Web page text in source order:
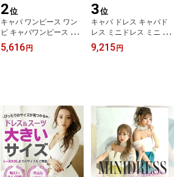
2位
キャバ ワンピース ワン
ピ キャバワンピース キ
ャバワンピ レディース
パーティードレス 袖付
トレッチ 新人 キャバド
レス RyuyuChick フレア
ーワンピ タイトワンピ
あす楽
5,616 円
3位
キャバ ドレス キャバド
レス ミニドレス ミニ キ
ャバクラドレス キャバク
ラ パーティードレス セ
呼ばれドレス ギャル ペ
プラム タイト Ryuyu み
りちゃむ ゆずは あす楽
送料無料
9,215 円